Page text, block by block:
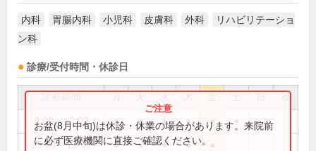
内科 胃腸内科 小児科 皮膚科 外科
リハビリテーショ
ン科
診療/受付時間・休診日
祝
9:00～12:00 ● ● ● ● ●
15:00～19:00 ● ● ● ●
お盆(8月中旬)は休診・休業の場合があります。来院前
に必ず医療機関に直接ご確認ください。